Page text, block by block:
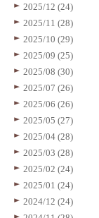
2025/12 (24)
2025/11 (28)
2025/10 (29)
2025/09 (25)
2025/08 (30)
2025/07 (26)
2025/06 (26)
2025/05 (27)
2025/04 (28)
2025/03 (28)
2025/02 (24)
2025/01 (24)
2024/12 (24)